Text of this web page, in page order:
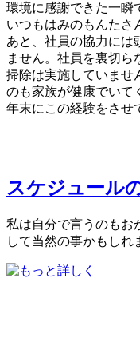
環境に感謝できた一瞬
いつもはみのもんたさ
あと、社員の協力には
ません。社員を裏切ら
掃除は実施していませ
のも家族が健康でいて
年末にこの経験をさせ
スケジュール
私は自分で言うのもお
して当然の事かもしれ